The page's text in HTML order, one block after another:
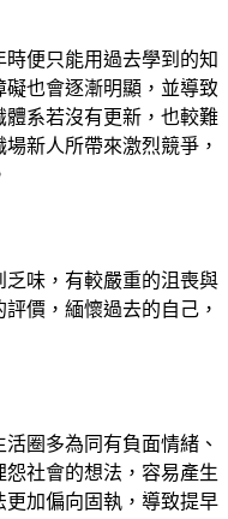
便只能用過去學到的知
也會逐漸明顯，並導致
系若沒有更新，也較難
新人所帶來激烈競爭，
味，有較嚴重的沮喪與
價，緬懷過去的自己，
圈多為同有負面情緒、
社會的想法，容易產生
更加偏向固執，導致提早